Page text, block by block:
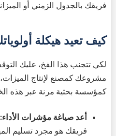
فريقك بالجدول الزمني أو
كيف تعيد هيكلة
لكي تتجنب هذا الفخ، عليك
مشروعك كمصنع لإنتاج الميزات،
كمؤسسة بحثية مرنة عبر هذه
أعد صياغة مؤشرات الأداء:
فريقك هو مجرد تسليم